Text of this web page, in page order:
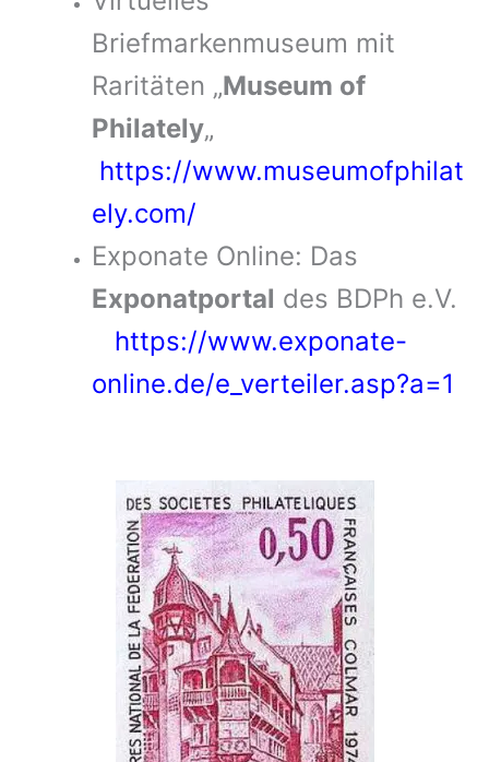
Briefmarkenmuseum mit
Raritäten „Museum of
Philately„
https://www.museumofphilat
ely.com/
Exponate Online: Das
Exponatportal des BDPh e.V.
https://www.exponate-
online.de/e_verteiler.asp?a=1